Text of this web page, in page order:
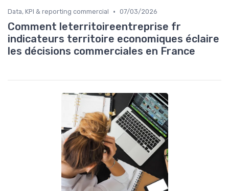
Data, KPI & reporting commercial • 07/03/2026
Comment leterritoireentreprise fr
indicateurs territoire economiques éclaire
les décisions commerciales en France